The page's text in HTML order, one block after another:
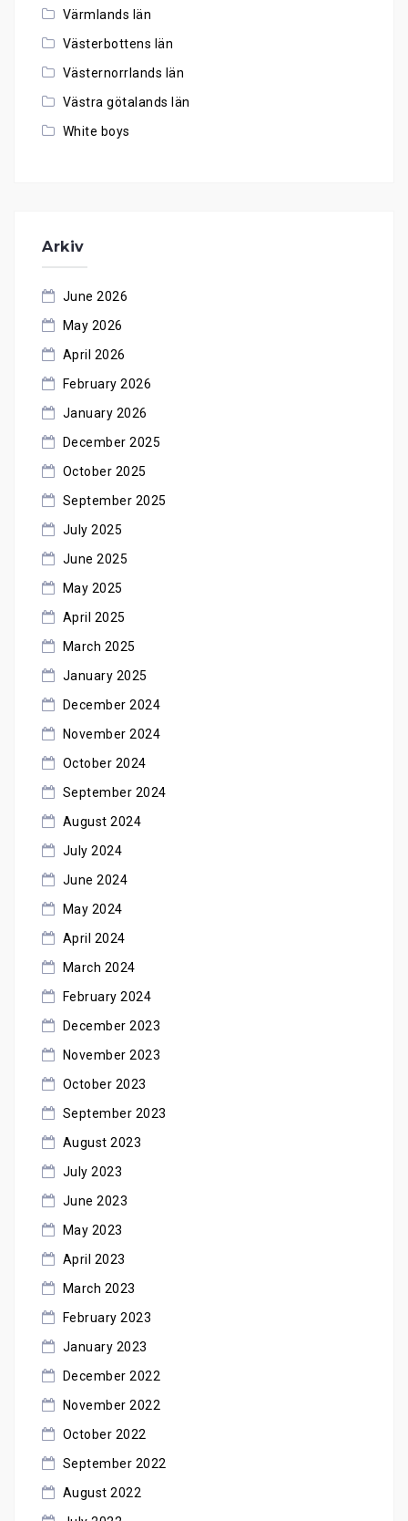
Värmlands län
Västerbottens län
Västernorrlands län
Västra götalands län
White boys
Arkiv
June 2026
May 2026
April 2026
February 2026
January 2026
December 2025
October 2025
September 2025
July 2025
June 2025
May 2025
April 2025
March 2025
January 2025
December 2024
November 2024
October 2024
September 2024
August 2024
July 2024
June 2024
May 2024
April 2024
March 2024
February 2024
December 2023
November 2023
October 2023
September 2023
August 2023
July 2023
June 2023
May 2023
April 2023
March 2023
February 2023
January 2023
December 2022
November 2022
October 2022
September 2022
August 2022